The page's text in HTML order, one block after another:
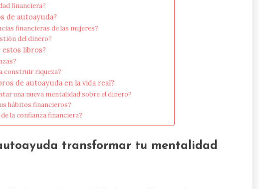
financiera?
de autoayuda?
financieras de las mujeres?
del dinero?
libros?
construir riqueza?
de autoayuda en la vida real?
una nueva mentalidad sobre el dinero?
hábitos financieros?
la confianza financiera?
transformar tu mentalidad